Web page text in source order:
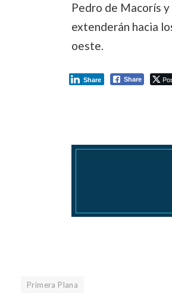
Pedro de Macorís y
extenderán hacia
oeste.
Share
Share
Primera Plana